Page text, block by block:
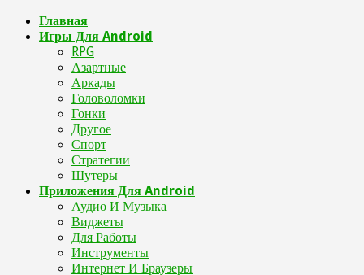
Главная
Игры Для Android
RPG
Азартные
Аркады
Головоломки
Гонки
Другое
Спорт
Стратегии
Шутеры
Приложения Для Android
Аудио И Музыка
Виджеты
Для Работы
Инструменты
Интернет И Браузеры